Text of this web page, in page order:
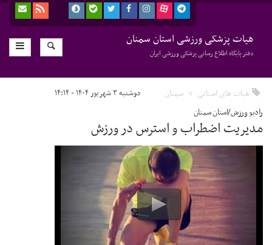
هیات پزشکی ورزشی استان سمنان
دفتر پایگاه اطلاع رسانی پزشکی ورزشی ایران
هیات های استانی سمنان دوشنبه ۳ شهریور ۱۴۰۴ - ۱۴:۱۴
رادیو ورزش/استان سمنان
مدیریت اضطراب و استرس در ورزش